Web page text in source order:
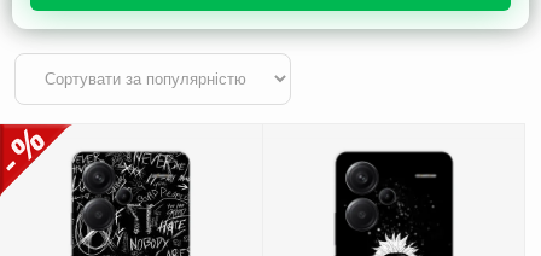
Motorola